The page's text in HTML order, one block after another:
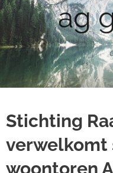
ag
Stichting
verwelkomt
woontoren